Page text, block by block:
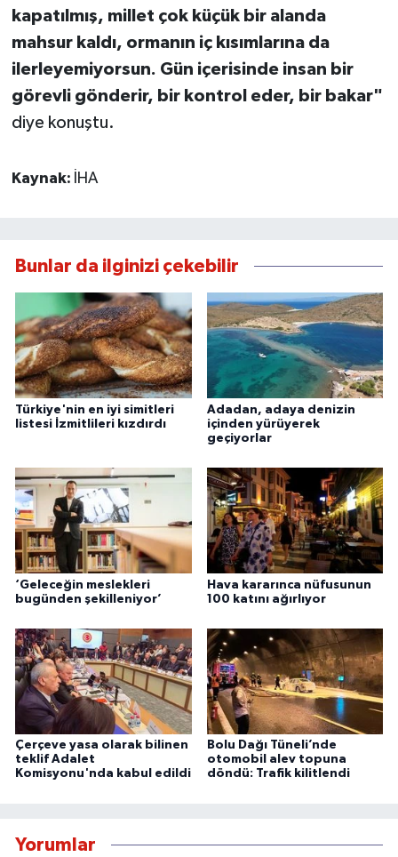
kapatılmış, millet çok küçük bir alanda
mahsur kaldı, ormanın iç kısımlarına da
ilerleyemiyorsun. Gün içerisinde insan bir
görevli gönderir, bir kontrol eder, bir bakar"
diye konuştu.
Kaynak: İHA
Bunlar da ilginizi çekebilir
Türkiye'nin en iyi simitleri
listesi İzmitlileri kızdırdı
Adadan, adaya denizin
içinden yürüyerek
geçiyorlar
‘Geleceğin meslekleri
bugünden şekilleniyor’
Hava kararınca nüfusunun
100 katını ağırlıyor
Çerçeve yasa olarak bilinen
teklif Adalet
Komisyonu'nda kabul edildi
Bolu Dağı Tüneli’nde
otomobil alev topuna
döndü: Trafik kilitlendi
Yorumlar